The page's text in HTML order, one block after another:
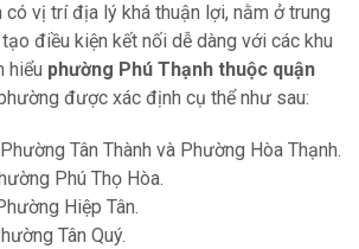
có vị trí địa lý khá thuận lợi, nằm ở trung
tạo điều kiện kết nối dễ dàng với các khu
hiểu phường Phú Thạnh thuộc quận
được xác định cụ thể như sau:
Tân Thành và Phường Hòa Thạnh.
Phú Thọ Hòa.
Hiệp Tân.
Tân Quý.